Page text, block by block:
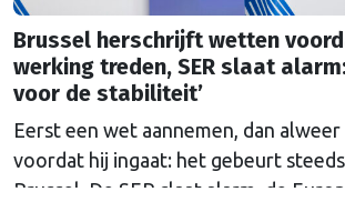
Brussel herschrijft wetten
werking treden, SER slaat
voor de stabiliteit’
Eerst een wet aannemen, dan
voordat hij ingaat: het gebeurt
Brussel. De SER slaat alarm, de